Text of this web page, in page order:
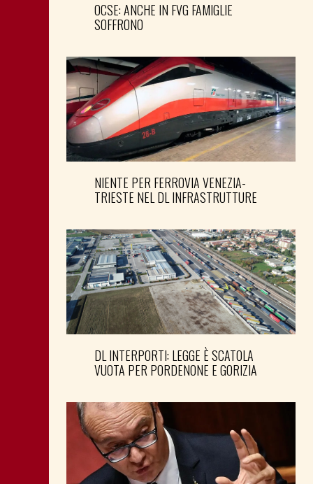
OCSE: ANCHE IN FVG FAMIGLIE
SOFFRONO
NIENTE PER FERROVIA VENEZIA-
TRIESTE NEL DL INFRASTRUTTURE
DL INTERPORTI: LEGGE È SCATOLA
VUOTA PER PORDENONE E GORIZIA